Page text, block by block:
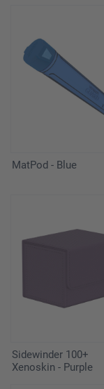
MatPod - Blue
Sidewinder 100+
Xenoskin - Purple